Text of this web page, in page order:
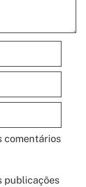
comentários
publicações